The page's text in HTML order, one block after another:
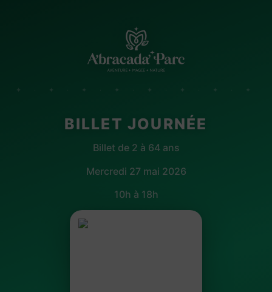
✦ · ✦ · ✦ · ✦ · ✦ · ✦ · ✦ · ✦
BILLET JOURNÉE
Billet de 2 à 64 ans
Mercredi 27 mai 2026
10h à 18h